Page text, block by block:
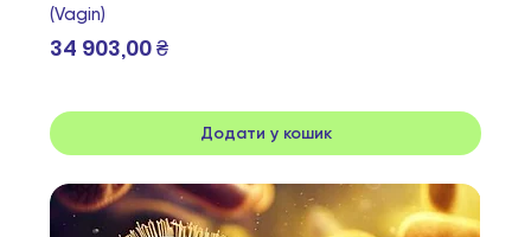
(Vagin)
Ціна
34 903,00 ₴
Додати у кошик